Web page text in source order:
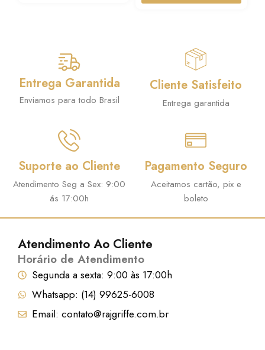
Entrega Garantida
Enviamos para todo Brasil
Cliente Satisfeito
Entrega garantida
Suporte ao Cliente
Atendimento Seg a Sex: 9:00
ás 17:00h
Pagamento Seguro
Aceitamos cartão, pix e
boleto
Atendimento Ao Cliente
Horário de Atendimento
Segunda a sexta: 9:00 às 17:00h
Whatsapp: (14) 99625-6008
Email: contato@rajgriffe.com.br